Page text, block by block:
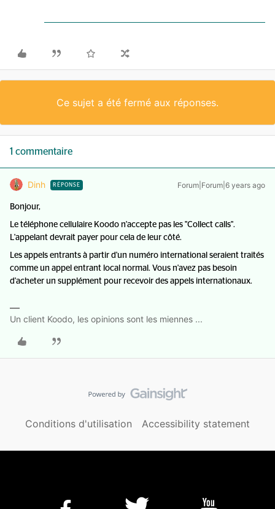
Ce sujet a été fermé aux réponses.
1 commentaire
Dinh RÉPONSE Forum|Forum|6 years ago
Bonjour,
Le téléphone cellulaire Koodo n'accepte pas les "Collect calls".
L'appelant devrait payer pour cela de leur côté.
Les appels entrants à partir d'un numéro international seraient traités
comme un appel entrant local normal. Vous n'avez pas besoin
d'acheter un supplément pour recevoir des appels internationaux.
Un client Koodo, les opinions sont les miennes ...
Conditions d'utilisation Accessibility statement